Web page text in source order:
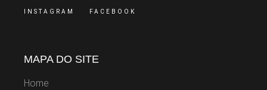
INSTAGRAM FACEBOOK
MAPA DO SITE
Home